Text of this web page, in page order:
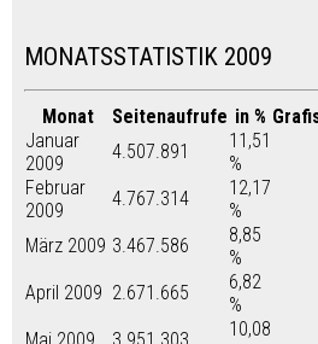
MONATSSTATISTIK 2009
Monat Seitenaufrufe in %
Januar
2009
4.507.891
11,51
%
Februar
2009
4.767.314
12,17
%
März 2009 3.467.586
8,85
%
April 2009 2.671.665
6,82
%
10,08